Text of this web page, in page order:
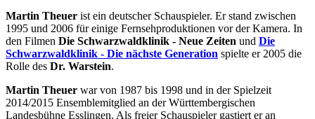
Martin Theuer ist ein deutscher Schauspieler. Er stand zwischen
1995 und 2006 für einige Fernsehproduktionen vor der Kamera. In
den Filmen Die Schwarzwaldklinik - Neue Zeiten und Die
Schwarzwaldklinik - Die nächste Generation spielte er 2005 die
Rolle des Dr. Warstein.
Martin Theuer war von 1987 bis 1998 und in der Spielzeit
2014/2015 Ensemblemitglied an der Württembergischen
Landesbühne Esslingen. Als freier Schauspieler gastiert er an